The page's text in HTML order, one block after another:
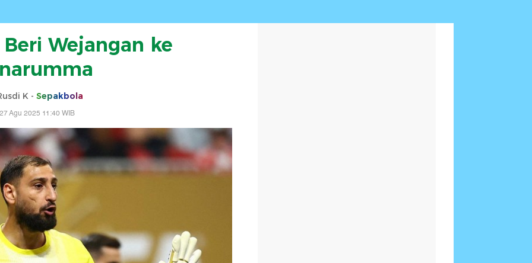
Wejangan ke
K - Sepakbola
Agu 2025 11:40 WIB